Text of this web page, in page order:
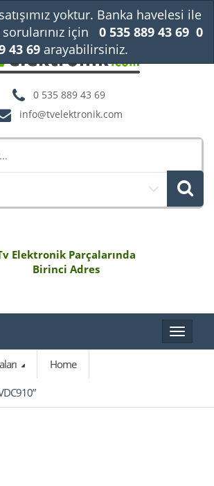
0 535 889 43 69
info@tvelektronik.com
Elektronik Parçalarında
Birinci Adres
Toggle
Home
yoktur. Banka havelesi ile
için
0 535 889 43 69 0
43 69arayabilirsiniz.